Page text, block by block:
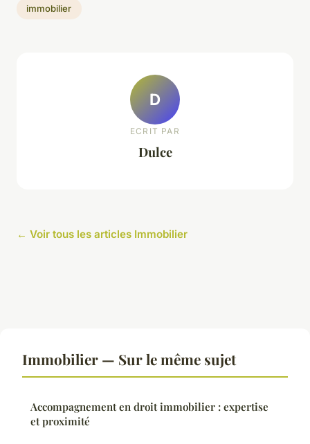
immobilier
D
ECRIT PAR
Dulce
← Voir tous les articles Immobilier
Immobilier — Sur le même sujet
Accompagnement en droit immobilier : expertise
et proximité